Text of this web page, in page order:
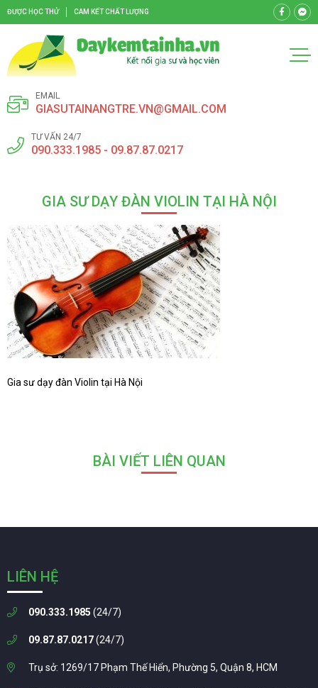
ĐƯỢC HỌC THỬ CAM KẾT CHẤT LƯỢNG
EMAIL
GIASUTAINANGTRE.VN@GMAIL.COM
TƯ VẤN 24/7
090.333.1985 - 09.87.87.0217
GIA SƯ DẠY ĐÀN VIOLIN TẠI HÀ NỘI
Gia sư dạy đàn Violin tại Hà Nội
BÀI VIẾT LIÊN QUAN
LIÊN HỆ
090.333.1985 (24/7)
09.87.87.0217(24/7)
Trụ sở: 1269/17 Phạm Thế Hiển, Phường 5, Quận 8, HCM